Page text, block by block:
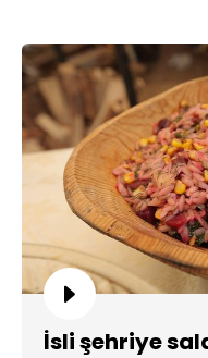
İsli şehriye